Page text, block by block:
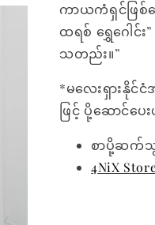
ကာယကံရှင်ဖြစ်
ထရစ် ရွှေဂေါင်
သတည်း။”
*မလေးရှားနိုင်
ဖြင့် ပို့ဆောင်ပေ
စာပို့ဆက်
4NiX